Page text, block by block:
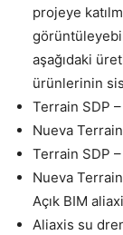
projeye
aşağıdaki
ürünlerinin
Terrain SDP
Nueva
Terrain SDP
Nueva
Açık BIM
Aliaxis su